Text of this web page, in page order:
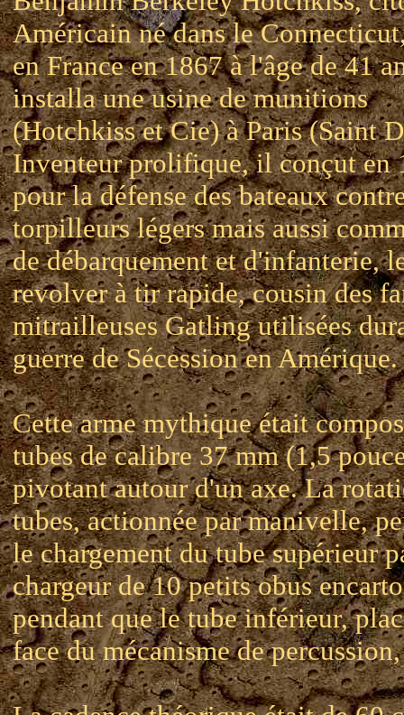
Américain né dans le
en France en 1867 à l'âge de 41
installa une usine de munitions
(Hotchkiss et Cie) à Paris (Saint
Inventeur prolifique, il conçut en
pour la défense des bateaux
torpilleurs légers mais aussi
de débarquement et d'infanterie,
revolver à tir rapide, cousin des
mitrailleuses Gatling utilisées
guerre de Sécession en Amérique.
Cette arme mythique était
tubes de calibre 37 mm (1,5
pivotant autour d'un axe. La
tubes, actionnée par manivelle,
le chargement du tube supérieur
chargeur de 10 petits obus
pendant que le tube inférieur,
face du mécanisme de